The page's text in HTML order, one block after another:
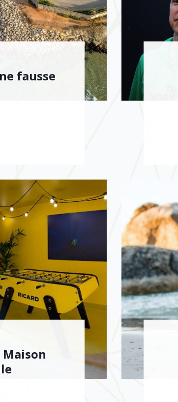
fausse
Maison